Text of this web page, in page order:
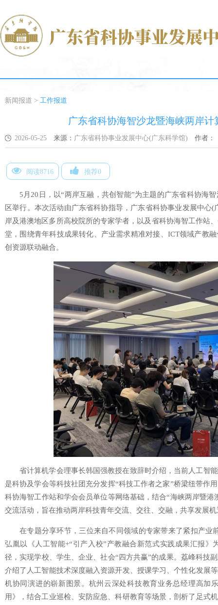
新闻报道 > 工作报道
广东省科协海智沙龙暨海峡两岸
2026-05-25 来源： 广东省科协事业发展中心(广东科学馆) 作者：
阅读8716 推荐0
5月20日，以“两岸互融，共创智能”为主题的广东省科协海
区举行。本次活动由广东省科协指导，广东省科协事业发展中
岸及港澳地区多所高校院所的专家学者，以及省科协海智工作站
堂，围绕青年科技成果转化、产业需求精准对接、ICT领域产教
创资源联动融合。
省计算机学会理事长韩国强教授在致辞时介绍，当前人工智
是科协及学会等科技社团充分发挥“科技工作者之家”桥梁纽带作
科协海智工作站和学会会员单位等网络基础，结合“海峡两岸暨
交流活动，旨在推动两岸科技青年交流、交往、交融，共享发展
在专题分享环节，三位来自不同领域的专家带来了紧扣产
弘胤以《人工智能+“引产入校”产教融合新范式实践成果汇报
径，实现学校、学生、企业、社会“四方共赢”的成果。荔峰科技
介绍了人工智能技术深度融入资源开发、授课学习、个性化发展
机协同演进的崭新图景。杭州云深处科技教育业务总经理高加
用》，结合工业巡检、安防应急、科研教育等场景，剖析了足式